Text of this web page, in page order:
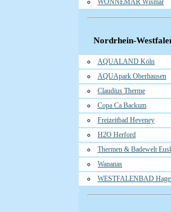
WONNEMAR Wismar
Nordrhein-
AQUALAND Köln
AQUApark Oberhausen
Claudius Therme
Copa Ca Backum
Freizeitbad Heveney
H2O Herford
Thermen & Badewelt
Wananas
WESTFALENBAD